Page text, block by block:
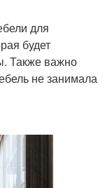
для
будет
Также важно
не занимала